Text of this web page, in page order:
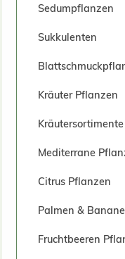
Sedumpflanzen
Sukkulenten
Kräuter Pflanzen
Kräutersortimente
Mediterrane
Citrus Pflanzen
Palmen &
Fruchtbeeren